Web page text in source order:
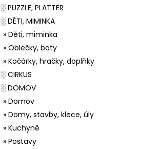
░ PUZZLE, PLATTER
░ DĚTI, MIMINKA
» Děti, miminka
» Oblečky, boty
» Kočárky, hračky, doplňky
░ CIRKUS
░ DOMOV
» Domov
» Domy, stavby, klece, úly
» Kuchyně
» Postavy